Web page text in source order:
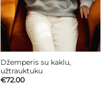
Džemperis su kaklu,
užtrauktuku
€72.00